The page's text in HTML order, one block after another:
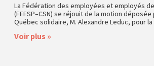
La Fédération des employées et employés
(FEESP–CSN) se réjouit de la motion
Québec solidaire, M. Alexandre Leduc, pour
Voir plus »